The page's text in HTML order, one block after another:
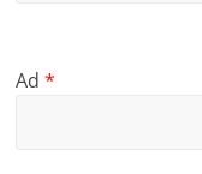
Ad*